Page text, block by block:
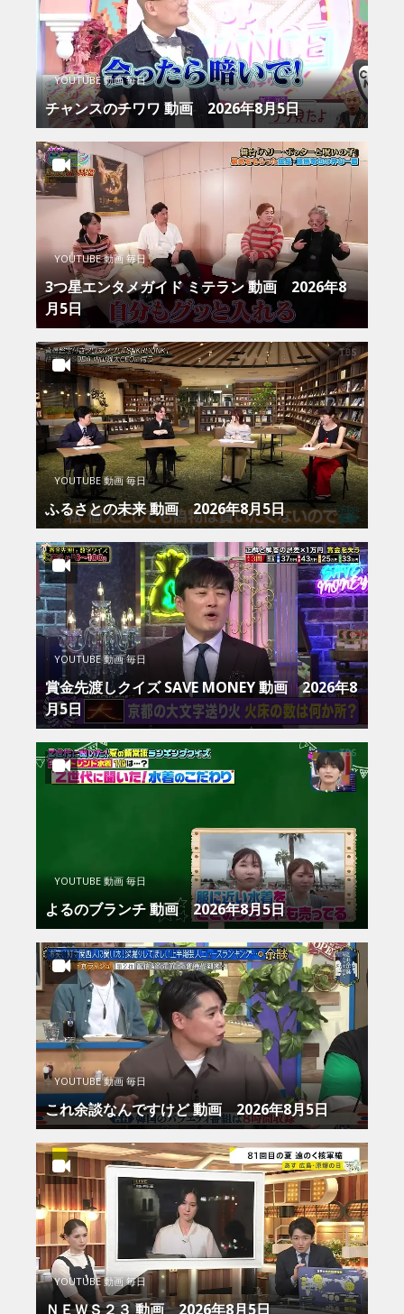
YOUTUBE 動画 毎日
チャンスのチワワ 動画 2026年8月5日
YOUTUBE 動画 毎日
3つ星エンタメガイド ミテラン 動画 2026年8
月5日
YOUTUBE 動画 毎日
ふるさとの未来 動画 2026年8月5日
YOUTUBE 動画 毎日
賞金先渡しクイズ SAVE MONEY 動画 2026年8
月5日
YOUTUBE 動画 毎日
よるのブランチ 動画 2026年8月5日
YOUTUBE 動画 毎日
これ余談なんですけど 動画 2026年8月5日
YOUTUBE 動画 毎日
ＮＥＷＳ２３ 動画 2026年8月5日